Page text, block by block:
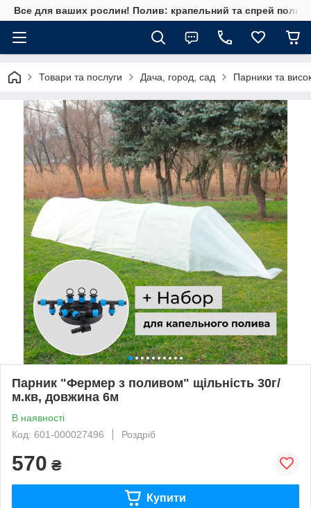
Все для ваших рослин! Полив: крапельний та спрей полив,
Товари та послуги Дача, город, сад Парники та
Парник "Фермер з поливом" щільність 30г/
м.кв, довжина 6м
В наявності
Код: 601-000027496
Роздріб
570 ₴
Купити